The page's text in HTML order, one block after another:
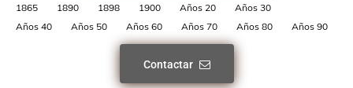
1865 1890 1898 1900 Años 20
Años 30
Años 40
Años 50 Años 60 Años 70 Años 80 Años 90
Contactar